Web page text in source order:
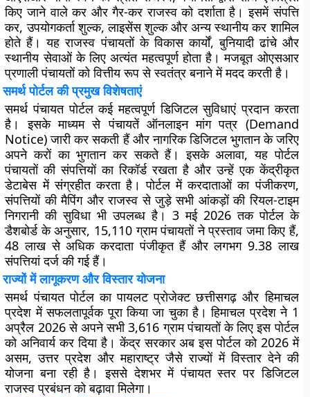
किए जाने वाले कर और गैर-कर राजस्व को दर्शाता है। इसमें संपत्ति
कर, उपयोगकर्ता शुल्क, लाइसेंस शुल्क और अन्य स्थानीय कर शामिल
होते हैं। यह राजस्व पंचायतों के विकास कार्यों, बुनियादी ढांचे और
स्थानीय सेवाओं के लिए अत्यंत महत्वपूर्ण होता है। मजबूत ओएसआर
प्रणाली पंचायतों को वित्तीय रूप से स्वतंत्र बनाने में मदद करती है।
समर्थ पोर्टल की प्रमुख विशेषताएं
समर्थ पंचायत पोर्टल कई महत्वपूर्ण डिजिटल सुविधाएं प्रदान करता
है। इसके माध्यम से पंचायतें ऑनलाइन मांग पत्र (Demand
Notice) जारी कर सकती हैं और नागरिक डिजिटल भुगतान के जरिए
अपने करों का भुगतान कर सकते हैं। इसके अलावा, यह पोर्टल
पंचायतों की संपत्तियों का रिकॉर्ड रखता है और उन्हें एक केंद्रीकृत
डेटाबेस में संग्रहीत करता है। पोर्टल में करदाताओं का पंजीकरण,
संपत्तियों की मैपिंग और राजस्व से जुड़े सभी आंकड़ों की रियल-टाइम
निगरानी की सुविधा भी उपलब्ध है। 3 मई 2026 तक पोर्टल के
डैशबोर्ड के अनुसार, 15,110 ग्राम पंचायतों ने प्रस्ताव जमा किए हैं,
48 लाख से अधिक करदाता पंजीकृत हैं और लगभग 9.38 लाख
संपत्तियां दर्ज की गई हैं।
राज्यों में लागूकरण और विस्तार योजना
समर्थ पंचायत पोर्टल का पायलट प्रोजेक्ट छत्तीसगढ़ और हिमाचल
प्रदेश में सफलतापूर्वक पूरा किया जा चुका है। हिमाचल प्रदेश ने 1
अप्रैल 2026 से अपने सभी 3,616 ग्राम पंचायतों के लिए इस पोर्टल
को अनिवार्य कर दिया है। केंद्र सरकार अब इस पोर्टल को 2026 में
असम, उत्तर प्रदेश और महाराष्ट्र जैसे राज्यों में विस्तार देने की
योजना बना रही है। इससे देशभर में पंचायत स्तर पर डिजिटल
राजस्व प्रबंधन को बढ़ावा मिलेगा।